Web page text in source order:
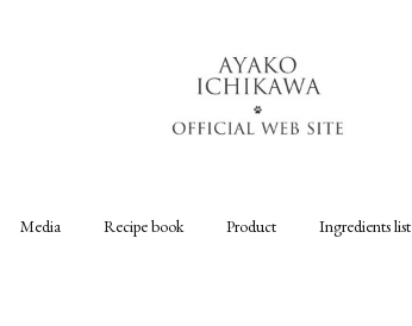
Media Recipe book Product Ingredients list